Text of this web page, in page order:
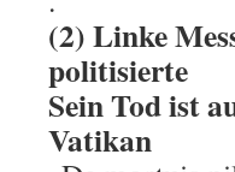
(2) Linke
politisierte
Sein Tod ist
Vatikan